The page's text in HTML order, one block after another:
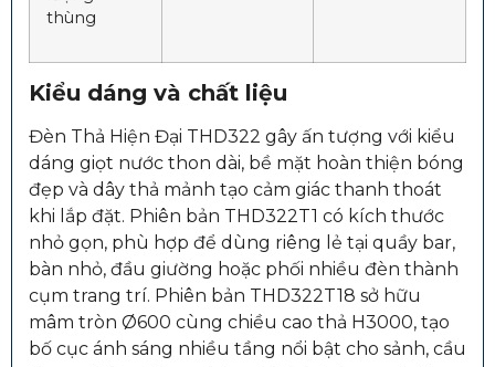
thùng
Kiểu dáng và chất liệu
Đèn Thả Hiện Đại THD322 gây ấn tượng với kiểu
dáng giọt nước thon dài, bề mặt hoàn thiện bóng
đẹp và dây thả mảnh tạo cảm giác thanh thoát
khi lắp đặt. Phiên bản THD322T1 có kích thước
nhỏ gọn, phù hợp để dùng riêng lẻ tại quầy bar,
bàn nhỏ, đầu giường hoặc phối nhiều đèn thành
cụm trang trí. Phiên bản THD322T18 sở hữu
mâm tròn Ø600 cùng chiều cao thả H3000, tạo
bố cục ánh sáng nhiều tầng nổi bật cho sảnh, cầu